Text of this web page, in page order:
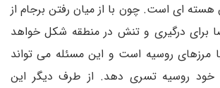
هسته ای است. چون با از میان رفتن برجام از
برای درگیری و تنش در منطقه شکل خواهد
مرزهای روسیه است و این مسئله می تواند
خود روسیه تسری دهد. از طرف دیگر این